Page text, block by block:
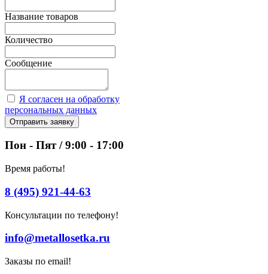
Название товаров
Количество
Сообщение
Я согласен на обработку
персональных данных
Отправить заявку
Пон - Пят / 9:00 - 17:00
Время работы!
8 (495) 921-44-63
Консультации по телефону!
info@metallosetka.ru
Заказы по email!